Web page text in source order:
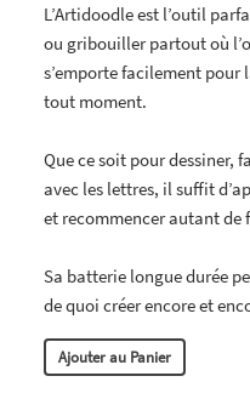
L’Artidoodle est l’outil
ou gribouiller partout où
s’emporte facilement
tout moment.
Que ce soit pour dessiner,
avec les lettres, il suffit
et recommencer autant de
Sa batterie longue durée
de quoi créer encore et
Ajouter au Panier